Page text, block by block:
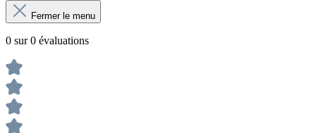
Fermer le menu
0 sur 0 évaluations